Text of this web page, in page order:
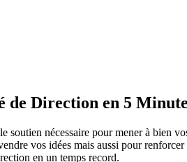
de Direction en 5
nécessaire pour mener à bien
vos idées mais aussi pour
en un temps record.